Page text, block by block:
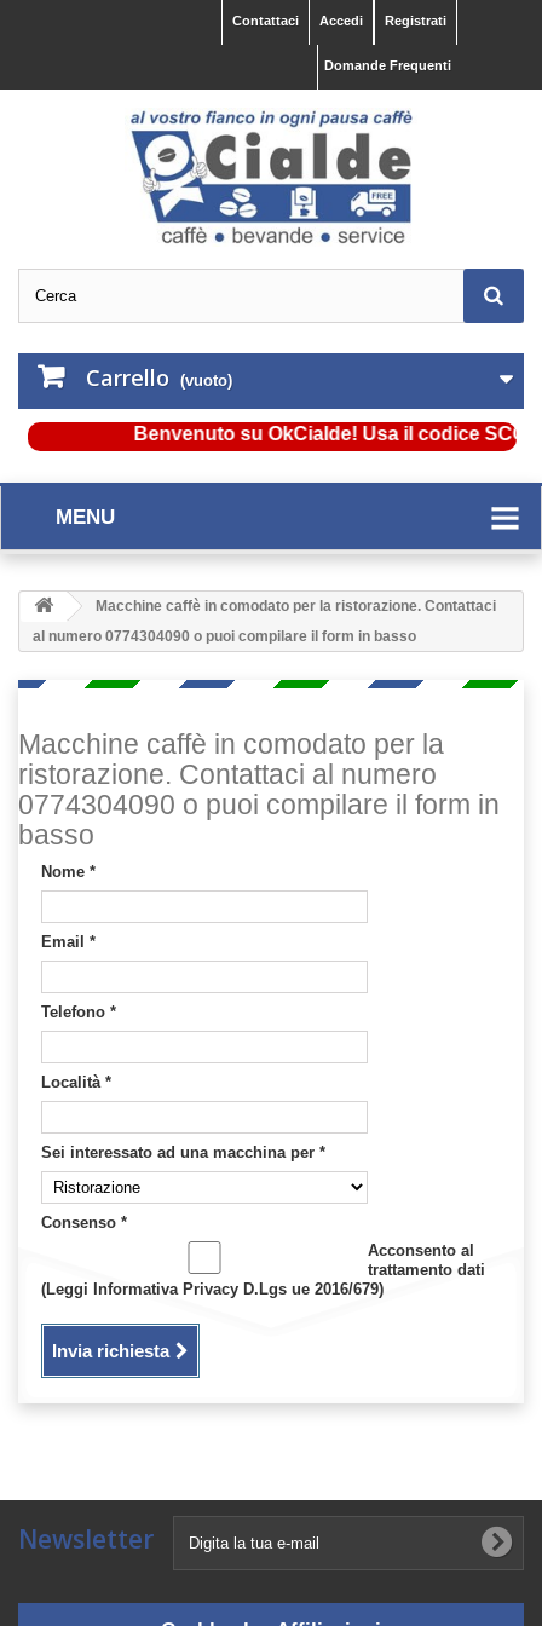
Registrati
Accedi
Contattaci
Domande Frequenti
Carrello (vuoto)
Benvenuto su OkCialde! Usa il codice
MENU
Macchine caffè in comodato per la ristorazione. Contattaci
al numero 0774304090 o puoi compilare il form in basso
Macchine caffè in comodato per la
ristorazione. Contattaci al numero
0774304090 o puoi compilare il form in
basso
Nome *
Email *
Telefono *
Località *
Sei interessato ad una macchina per *
Consenso *
Acconsento al
trattamento dati
(Leggi Informativa Privacy D.Lgs ue 2016/679)
Invia richiesta
Newsletter